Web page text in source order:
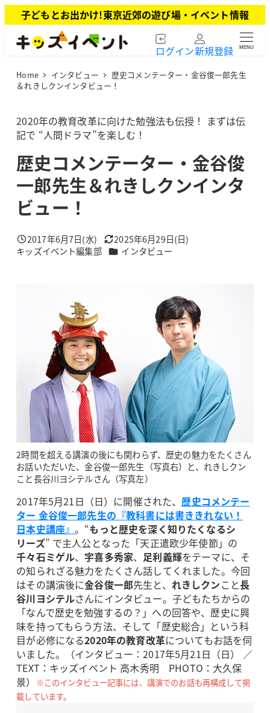
イ
子どもとお出かけ!東京近郊の遊び場・イベント情報
ログイン新規登録 MENU
Home インタビュー
歴史コメンテーター・金谷俊一郎先生
＆れきしクンインタビュー！
2020年の教育改革に向けた勉強法も伝授！ まずは伝
記で “人間ドラマ”を楽しむ！
歴史コメンテーター・金谷俊
一郎先生＆れきしクンインタ
ビュー！
投稿日
2017年6月7日(水) 更新日
2025年6月29日(日)
著
キッズイベント編集部 カテゴリー
インタビュー
2時間を超える講演の後にも関わらず、歴史の魅力をたくさん
お話いただいた、金谷俊一郎先生（写真右）と、れきしクン
こと長谷川ヨシテルさん（写真左）
2017年5月21日（日）に開催された、歴史コメンテー
ター 金谷俊一郎先生の『教科書には書ききれない！
日本史講座』。“もっと歴史を深く知りたくなるシ
リーズ” で主人公となった「天正遣欧少年使節」の
千々石ミゲル、 宇喜多秀家、 足利義輝をテーマに、そ
の知られざる魅力をたくさん話してくれました。今回
はその講演後に金谷俊一郎先生と、 れきしクンこと長
谷川ヨシテルさんにインタビュー。子どもたちからの
「なんで歴史を勉強するの？」への回答や、歴史に興
味を持ってもらう方法、そして「歴史総合」という科
目が必修になる2020年の教育改革についてもお話を伺
いました。（インタビュー：2017年5月21日（日） ／
TEXT：キッズイベント 高木秀明 PHOTO：大久保
景）
※このインタビュー記事には、講演でのお話も再構成して掲
載しています。